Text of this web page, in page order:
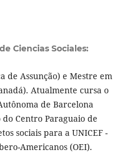
Ciencias Sociales:
de Assunção) e Mestre em
Atualmente cursa o
de Barcelona
Centro Paraguaio de
sociais para a UNICEF -
Americanos (OEI).